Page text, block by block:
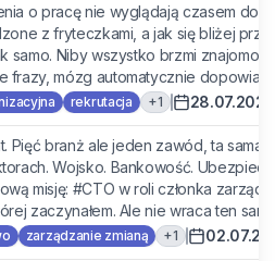
o pracę nie wyglądają czasem
z fryteczkami, a jak się bliżej
samo. Niby wszystko brzmi znajomo i
frazy, mózg automatycznie
rekrutacja +1 28.07.2026
Pięć branż ale jeden zawód, ta sama
Wojsko. Bankowość.
misję: #CTO w roli członka
zaczynałem. Ale nie wraca ten sam
zarządzanie zmianą +1